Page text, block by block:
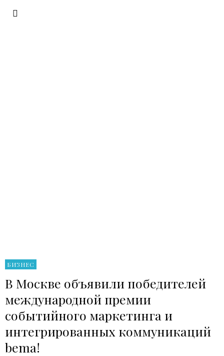
БИЗНЕС
В Москве объявили победителей
международной премии
событийного маркетинга и
интегрированных коммуникаций
bema!